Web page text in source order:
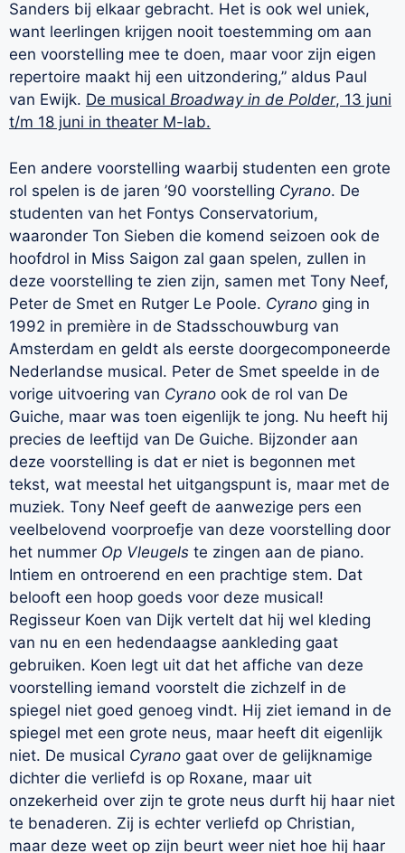
Sanders bij elkaar gebracht. Het is ook wel uniek,
want leerlingen krijgen nooit toestemming om aan
een voorstelling mee te doen, maar voor zijn eigen
repertoire maakt hij een uitzondering,” aldus Paul
van Ewijk. De musical Broadway in de Polder, 13 juni
t/m 18 juni in theater M-lab.
Een andere voorstelling waarbij studenten een grote
rol spelen is de jaren ’90 voorstelling Cyrano. De
studenten van het Fontys Conservatorium,
waaronder Ton Sieben die komend seizoen ook de
hoofdrol in Miss Saigon zal gaan spelen, zullen in
deze voorstelling te zien zijn, samen met Tony Neef,
Peter de Smet en Rutger Le Poole. Cyrano ging in
1992 in première in de Stadsschouwburg van
Amsterdam en geldt als eerste doorgecomponeerde
Nederlandse musical. Peter de Smet speelde in de
vorige uitvoering van Cyrano ook de rol van De
Guiche, maar was toen eigenlijk te jong. Nu heeft hij
precies de leeftijd van De Guiche. Bijzonder aan
deze voorstelling is dat er niet is begonnen met
tekst, wat meestal het uitgangspunt is, maar met de
muziek. Tony Neef geeft de aanwezige pers een
veelbelovend voorproefje van deze voorstelling door
het nummer Op Vleugels te zingen aan de piano.
Intiem en ontroerend en een prachtige stem. Dat
belooft een hoop goeds voor deze musical!
Regisseur Koen van Dijk vertelt dat hij wel kleding
van nu en een hedendaagse aankleding gaat
gebruiken. Koen legt uit dat het affiche van deze
voorstelling iemand voorstelt die zichzelf in de
spiegel niet goed genoeg vindt. Hij ziet iemand in de
spiegel met een grote neus, maar heeft dit eigenlijk
niet. De musical Cyrano gaat over de gelijknamige
dichter die verliefd is op Roxane, maar uit
onzekerheid over zijn te grote neus durft hij haar niet
te benaderen. Zij is echter verliefd op Christian,
maar deze weet op zijn beurt weer niet hoe hij haar